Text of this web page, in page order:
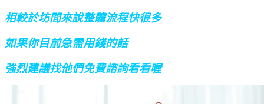
相較於坊間來說整體流程快很多
如果你目前急需用錢的話
強烈建議找他們免費諮詢看看喔